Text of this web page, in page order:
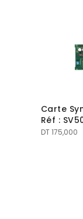
Carte
Réf :
DT175,000